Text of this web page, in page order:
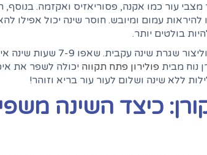
עור כמו אקנה, פסוריאזיס ואקזמה. בנוסף,
עמום ומיובש. חוסר שינה יכול אפילו
בולטים יותר.
כדי להילחם בבעיות העור הללו, חיוני לתעדף
נוח מבית פולירון פתח תקווה יכולה לשפר את
ללא שינה ושלום לעור עור בריא וזוהר!
כיצד השינה